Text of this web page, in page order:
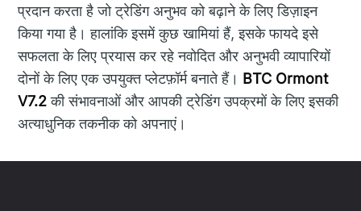
प्रदान करता है जो ट्रेडिंग अनुभव को बढ़ाने के लिए डिज़ाइन
किया गया है। हालांकि इसमें कुछ खामियां हैं, इसके फायदे इसे
सफलता के लिए प्रयास कर रहे नवोदित और अनुभवी व्यापारियों
दोनों के लिए एक उपयुक्त प्लेटफ़ॉर्म बनाते हैं। BTC Ormont
V7.2की संभावनाओं और आपकी ट्रेडिंग उपक्रमों के लिए इसकी
अत्याधुनिक तकनीक को अपनाएं।